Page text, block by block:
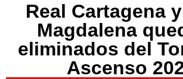
Real Cartagena
Magdalena
eliminados del
Ascenso